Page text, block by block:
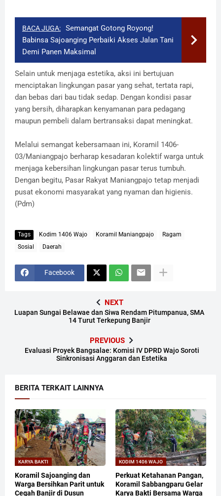
BACA JUGA:
Semangat Gotong Royong!
Babinsa Sajoanging Perbaiki Akses Jalan Tani
Demi Panen Maksimal
​Selain untuk menjaga estetika, aksi ini bertujuan
menciptakan lingkungan pasar yang sehat, tertata rapi,
dan bebas dari bau tidak sedap. Dengan kondisi pasar
yang bersih, diharapkan kenyamanan para pedagang
maupun pembeli dalam bertransaksi dapat meningkat.
​Melalui semangat kebersamaan ini, Koramil 1406-
03/Maniangpajo berharap kesadaran kolektif warga untuk
menjaga kebersihan lingkungan pasar terus tumbuh.
Dengan begitu, Pasar Rakyat Maniangpajo tetap menjadi
pusat ekonomi masyarakat yang nyaman dan higienis.
(Pdm)
Tags Kodim 1406 Wajo Koramil Maniangpajo
Ragam
Sosial
Daerah
Facebook
NEXT
​Luapan Sungai Belawae dan Siwa Rendam Pitumpanua, SMA
14 Turut Terkepung Banjir
PREVIOUS
Evaluasi Proyek Bangsalae: Komisi IV DPRD Wajo Soroti
Sinkronisasi Anggaran dan Estetika
BERITA TERKAIT LAINNYA
KARYA BAKTI
Koramil Sajoanging dan
Warga Bersihkan Parit untuk
Cegah Banjir di Dusun
KODIM 1406 WAJO
Perkuat Ketahanan Pangan,
Koramil Sabbangparu Gelar
Karya Bakti Bersama Warga